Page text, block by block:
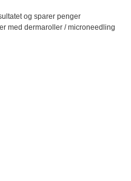
og sparer penger
med dermaroller / microneedling